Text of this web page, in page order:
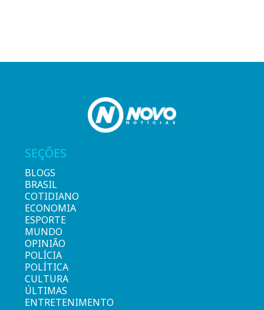
SEÇÕES
BLOGS
BRASIL
COTIDIANO
ECONOMIA
ESPORTE
MUNDO
OPINIÃO
POLÍCIA
POLÍTICA
CULTURA
ÚLTIMAS
ENTRETENIMENTO